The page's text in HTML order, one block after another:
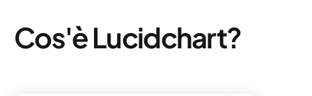
Cos'è Lucidchart?